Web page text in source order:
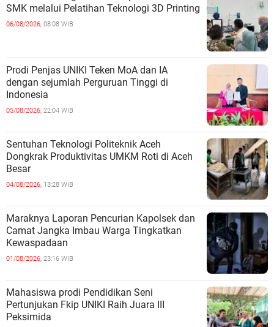
SMK melalui Pelatihan Teknologi 3D Printing
06/08/2026, 08:08 WIB
Prodi Penjas UNIKI Teken MoA dan IA
dengan sejumlah Perguruan Tinggi di
Indonesia
05/08/2026, 22:04 WIB
Sentuhan Teknologi Politeknik Aceh
Dongkrak Produktivitas UMKM Roti di Aceh
Besar
04/08/2026, 13:28 WIB
Maraknya Laporan Pencurian Kapolsek dan
Camat Jangka Imbau Warga Tingkatkan
Kewaspadaan
01/08/2026, 23:16 WIB
Mahasiswa prodi Pendidikan Seni
Pertunjukan Fkip UNIKI Raih Juara III
Peksimida